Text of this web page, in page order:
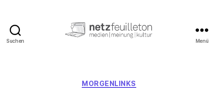
Suchen Menü
Kategorien
MORGENLINKS